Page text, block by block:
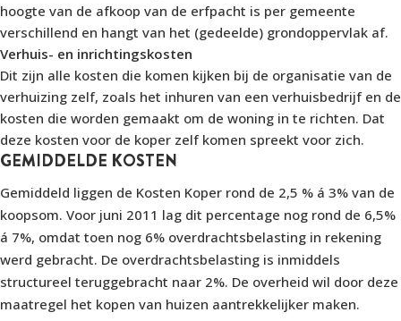
hoogte van de afkoop van de erfpacht is per gemeente
verschillend en hangt van het (gedeelde) grondoppervlak af.
Verhuis- en inrichtingskosten
Dit zijn alle kosten die komen kijken bij de organisatie van de
verhuizing zelf, zoals het inhuren van een verhuisbedrijf en de
kosten die worden gemaakt om de woning in te richten. Dat
deze kosten voor de koper zelf komen spreekt voor zich.
GEMIDDELDE KOSTEN
Gemiddeld liggen de Kosten Koper rond de 2,5 % á 3% van de
koopsom. Voor juni 2011 lag dit percentage nog rond de 6,5%
á 7%, omdat toen nog 6% overdrachtsbelasting in rekening
werd gebracht. De overdrachtsbelasting is inmiddels
structureel teruggebracht naar 2%. De overheid wil door deze
maatregel het kopen van huizen aantrekkelijker maken.